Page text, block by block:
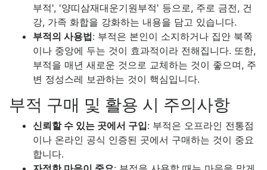
부적', '양띠삼재대운기원부적' 등으로, 주로 금전, 건
강, 가족 화합을 강화하는 내용을 담고 있습니다.
부적의 사용법: 부적은 본인이 소지하거나 집안 북쪽
이나 중앙에 두는 것이 효과적이라 전해집니다. 또한,
부적을 매년 새로운 것으로 교체하는 것이 좋으며, 주
변 정성스레 보관하는 것이 핵심입니다.
부적 구매 및 활용 시 주의사항
신뢰할 수 있는 곳에서 구입: 부적은 오프라인 전통점
이나 온라인 공식 인증된 곳에서 구매하는 것이 중요
합니다.